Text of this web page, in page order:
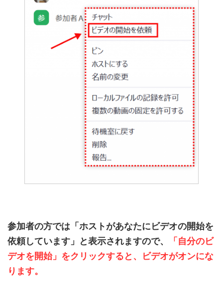
参加者の方では「ホストがあなたにビデオの開始を
依頼しています」と表示されますので、
「自分のビ
デオを開始」をクリックすると、ビデオがオンにな
ります。